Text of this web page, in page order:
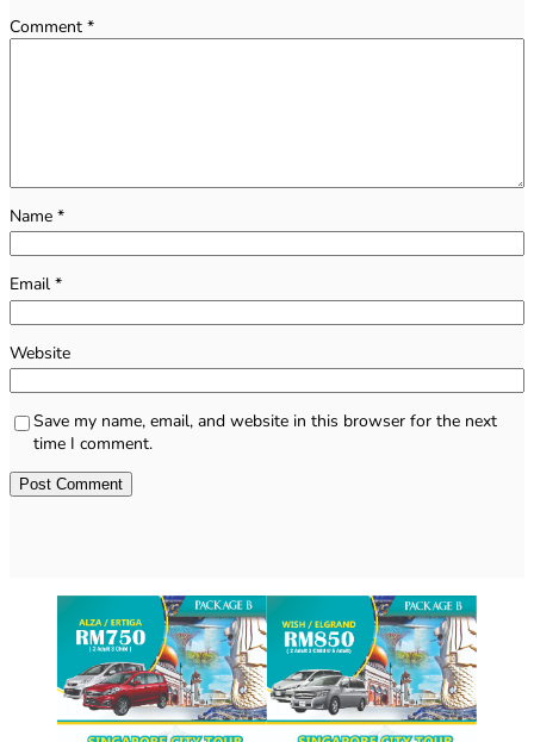
Comment *
Name *
Email *
Website
Save my name, email, and website in this browser for the next
time I comment.